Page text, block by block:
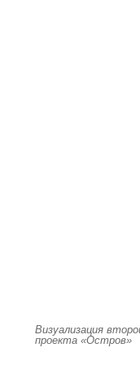
Визуализация
проекта «Остров»